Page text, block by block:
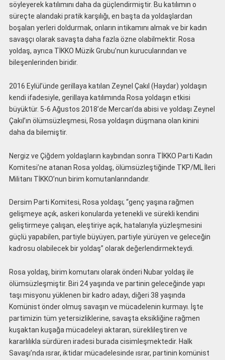
söyleyerek katılımını daha da güçlendirmiştir. Bu katılımın o
süreçte alandaki pratik karşılığı, en başta da yoldaşlardan
boşalan yerleri doldurmak, onların intikamını almak ve bir kadın
savaşçı olarak savaşta daha fazla özne olabilmektir. Rosa
yoldaş, ayrıca TİKKO Müzik Grubu’nun kurucularından ve
bileşenlerinden biridir.
2016 Eylül’ünde gerillaya katılan Zeynel Çakıl (Haydar) yoldaşın
kendi ifadesiyle, gerillaya katılımında Rosa yoldaşın etkisi
büyüktür. 5-6 Ağustos 2018’de Mercan’da abisi ve yoldaşı Zeynel
Çakıl’ın ölümsüzleşmesi, Rosa yoldaşın düşmana olan kinini
daha da bilemiştir.
Nergiz ve Çiğdem yoldaşların kaybından sonra TİKKO Parti Kadın
Komitesi’ne atanan Rosa yoldaş, ölümsüzleştiğinde TKP/ML İleri
Militanı TİKKO’nun birim komutanlarındandır.
Dersim Parti Komitesi, Rosa yoldaşı; “genç yaşına rağmen
gelişmeye açık, askeri konularda yetenekli ve sürekli kendini
geliştirmeye çalışan, eleştiriye açık, hatalarıyla yüzleşmesini
güçlü yapabilen, partiyle büyüyen, partiyle yürüyen ve geleceğin
kadrosu olabilecek bir yoldaş” olarak değerlendirmekteydi.
Rosa yoldaş, birim komutanı olarak önderi Nubar yoldaş ile
ölümsüzleşmiştir. Biri 24 yaşında ve partinin geleceğinde yapı
taşı misyonu yüklenen bir kadro adayı, diğeri 38 yaşında
Komünist önder olmuş savaşın ve mücadelenin kurmayı. İşte
partimizin tüm yetersizliklerine, savaşta eksikliğine rağmen
kuşaktan kuşağa mücadeleyi aktaran, süreklileştiren ve
kararlılıkla sürdüren iradesi burada cisimleşmektedir. Halk
Savaşı’nda ısrar, iktidar mücadelesinde ısrar, partinin komünist